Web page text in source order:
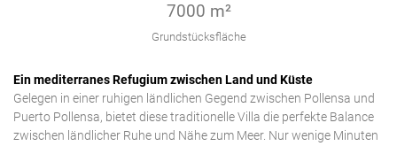
7000 m²
Grundstücksfläche
Ein mediterranes Refugium zwischen Land und Küste
Gelegen in einer ruhigen ländlichen Gegend zwischen Pollensa und
Puerto Pollensa, bietet diese traditionelle Villa die perfekte Balance
zwischen ländlicher Ruhe und Nähe zum Meer. Nur wenige Minuten